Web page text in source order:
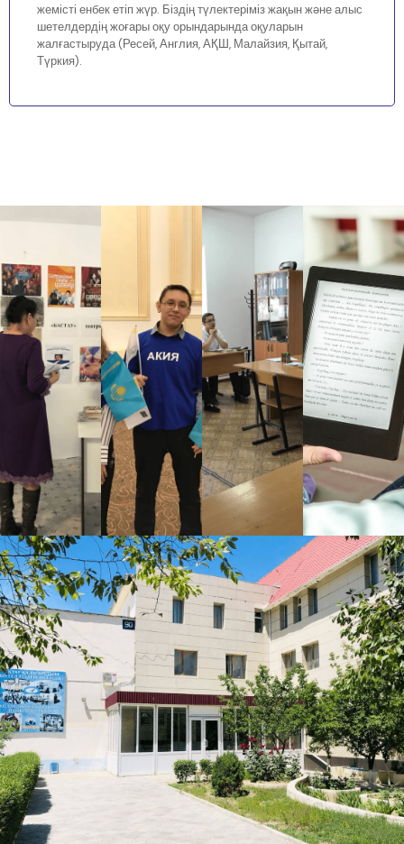
жемісті енбек етіп жүр. Біздің түлектеріміз жақын және алыс
шетелдердің жоғары оқу орындарында оқуларын
жалғастыруда (Ресей, Англия, АҚШ, Малайзия, Қытай,
Түркия).